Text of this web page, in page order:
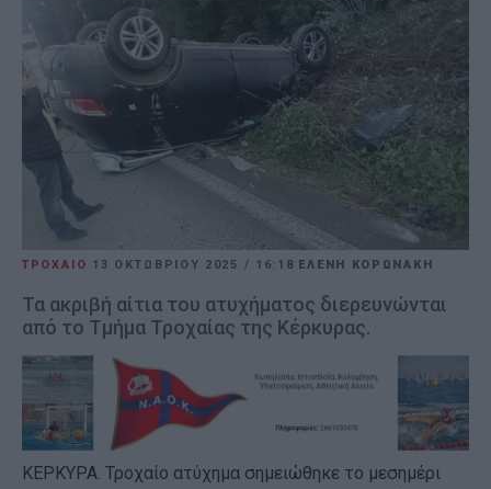
ΤΡΟΧΑΙΟ 13 ΟΚΤΩΒΡΊΟΥ 2025 / 16:18 ΕΛΕΝΗ ΚΟΡΩΝΑΚΗ
Τα ακριβή αίτια του ατυχήματος διερευνώνται
από το Τμήμα Τροχαίας της Κέρκυρας.
ΚΕΡΚΥΡΑ. Τροχαίο ατύχημα σημειώθηκε το μεσημέρι